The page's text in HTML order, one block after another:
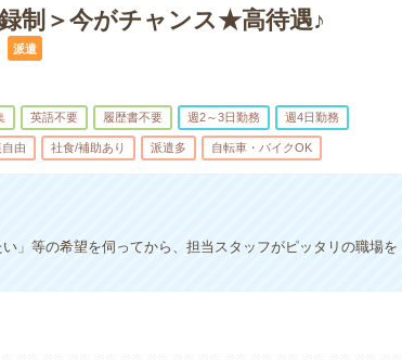
制＞今がチャンス★高待遇♪
派遣
英語不要 履歴書不要 週2～3日勤務 週4日勤務
自由 社食/補助あり 派遣多 自転車・バイクOK
」等の希望を伺ってから、担当スタッフがピッタリの職場を